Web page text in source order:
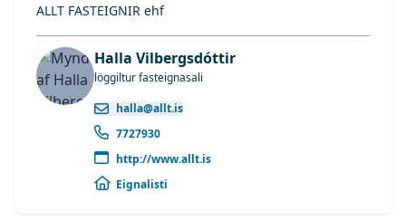
ALLT FASTEIGNIR ehf
Halla Vilbergsdóttir
löggiltur fasteignasali
halla@allt.is
7727930
http://www.allt.is
Eignalisti